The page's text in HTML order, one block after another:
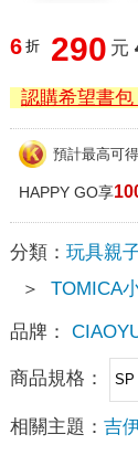
6 折 290 元
認購希望書包
預計最高可
HAPPY GO享
分類： 玩具親
＞
TOMICA
品牌：
商品規格：
相關主題： 吉